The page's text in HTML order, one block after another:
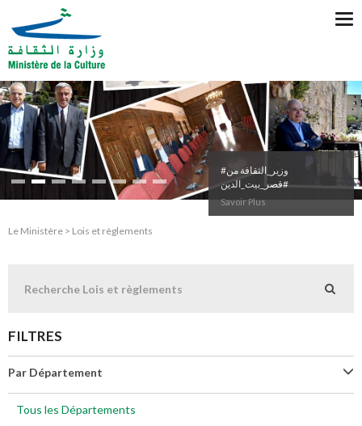
#وزير_الثقافة من
#قصر_بيت_الدين
Savoir Plus
Le Ministère > Lois et règlements
FILTRES
Par Département
Tous les Départements